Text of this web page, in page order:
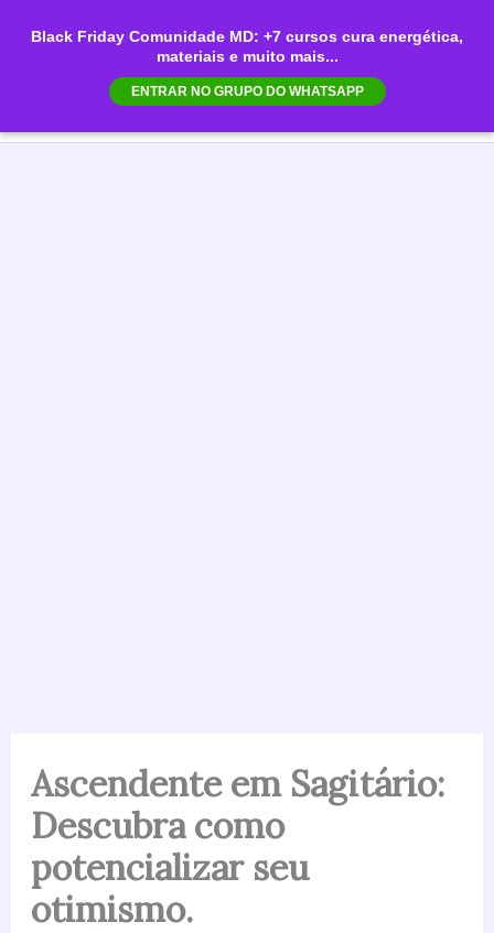
Black Friday Comunidade MD: +7 cursos cura energética,
materiais e muito mais...
ENTRAR NO GRUPO DO WHATSAPP
para
Ascendente em Sagitário:
Descubra como
potencializar seu
otimismo.